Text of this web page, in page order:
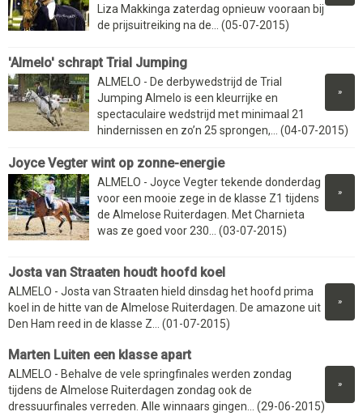
Liza Makkinga zaterdag opnieuw vooraan bij
de prijsuitreiking na de... (05-07-2015)
'Almelo' schrapt Trial Jumping
»
ALMELO - De derbywedstrijd de Trial
Jumping Almelo is een kleurrijke en
spectaculaire wedstrijd met minimaal 21
hindernissen en zo’n 25 sprongen,... (04-07-2015)
Joyce Vegter wint op zonne-energie
»
ALMELO - Joyce Vegter tekende donderdag
voor een mooie zege in de klasse Z1 tijdens
de Almelose Ruiterdagen. Met Charnieta
was ze goed voor 230... (03-07-2015)
Josta van Straaten houdt hoofd koel
»
ALMELO - Josta van Straaten hield dinsdag het hoofd prima
koel in de hitte van de Almelose Ruiterdagen. De amazone uit
Den Ham reed in de klasse Z... (01-07-2015)
Marten Luiten een klasse apart
»
ALMELO - Behalve de vele springfinales werden zondag
tijdens de Almelose Ruiterdagen zondag ook de
dressuurfinales verreden. Alle winnaars gingen... (29-06-2015)